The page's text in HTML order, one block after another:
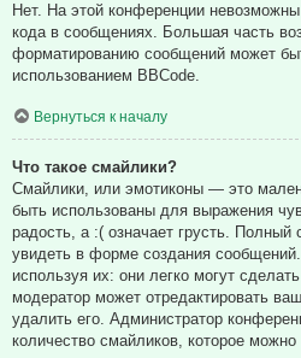
Нет. На этой конференции
кода в сообщениях. Большая часть
форматированию сообщений может
использованием BBCode.
Вернуться к началу
Что такое смайлики?
Смайлики, или эмотиконы — это
быть использованы для выражения
радость, а :( означает грусть.
увидеть в форме создания сообщений.
используя их: они легко могут
модератор может отредактировать
удалить его. Администратор
количество смайликов, которое